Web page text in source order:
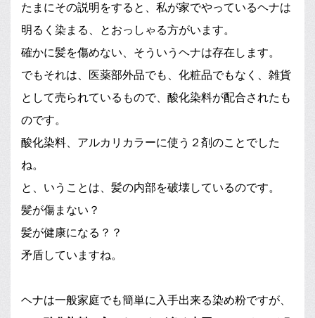
たまにその説明をすると、私が家でやっているヘナは
明るく染まる、とおっしゃる方がいます。
確かに髪を傷めない、そういうヘナは存在します。
でもそれは、医薬部外品でも、化粧品でもなく、雑貨
として売られているもので、酸化染料が配合されたも
のです。
酸化染料、アルカリカラーに使う２剤のことでした
ね。
と、いうことは、髪の内部を破壊しているのです。
髪が傷まない？
髪が健康になる？？
矛盾していますね。
ヘナは一般家庭でも簡単に入手出来る染め粉ですが、